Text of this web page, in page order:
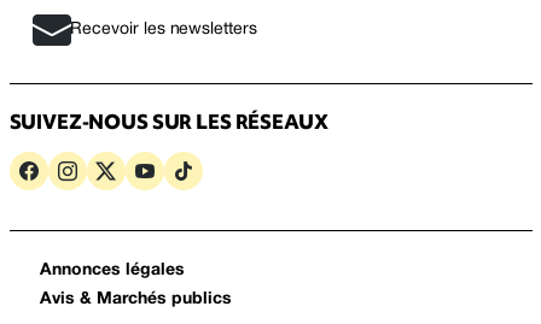
Recevoir les newsletters
SUIVEZ-NOUS SUR LES RÉSEAUX
Annonces légales
Avis & Marchés publics